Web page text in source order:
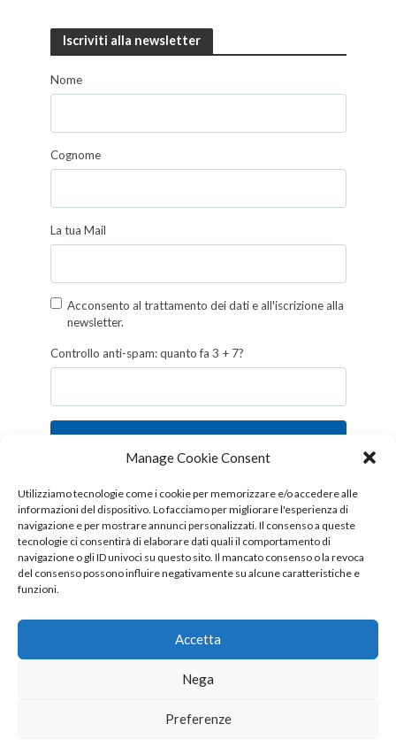
Manage Cookie Consent
Utilizziamo tecnologie come i cookie per memorizzare e/o accedere alle
informazioni del dispositivo. Lo facciamo per migliorare l'esperienza di
navigazione e per mostrare annunci personalizzati. Il consenso a queste
tecnologie ci consentirà di elaborare dati quali il comportamento di
navigazione o gli ID univoci su questo sito. Il mancato consenso o la revoca
del consenso possono influire negativamente su alcune caratteristiche e
funzioni.
Accetta
Nega
Preferenze
Iscriviti alla newsletter
Nome
Cognome
La tua Mail
Acconsento al trattamento dei dati e all'iscrizione alla
newsletter.
Controllo anti-spam: quanto fa 3 + 7?
Iscriviti
Follow us!